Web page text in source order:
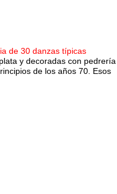
de 30 danzas típicas
y decoradas con pedrería
de los años 70. Esos